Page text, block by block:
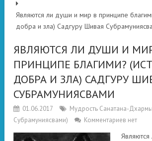
Являются ли души и мир в принципе
добра и зла) Садгуру Шивая
ЯВЛЯЮТСЯ ЛИ ДУШИ И
ПРИНЦИПЕ БЛАГИМИ?
ДОБРА И ЗЛА) САДГУРУ
СУБРАМУНИЯСВАМИ
01.06.2017
Мудрость Санатана-
Субрамуниясвами)
Комментариев нет